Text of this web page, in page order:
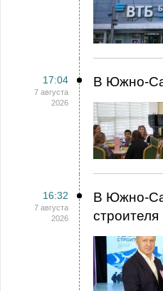
17:04
7 августа
2026
В Южно-
16:32
7 августа
2026
В Южно-
строителя